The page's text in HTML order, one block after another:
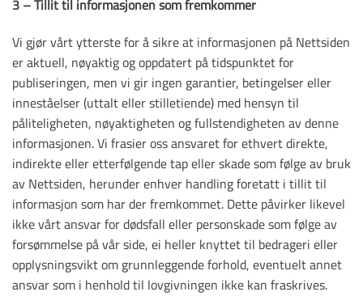
3 – Tillit til informasjonen som fremkommer
Vi gjør vårt ytterste for å sikre at informasjonen på Nettsiden
er aktuell, nøyaktig og oppdatert på tidspunktet for
publiseringen, men vi gir ingen garantier, betingelser eller
inneståelser (uttalt eller stilletiende) med hensyn til
påliteligheten, nøyaktigheten og fullstendigheten av denne
informasjonen. Vi frasier oss ansvaret for ethvert direkte,
indirekte eller etterfølgende tap eller skade som følge av bruk
av Nettsiden, herunder enhver handling foretatt i tillit til
informasjon som har der fremkommet. Dette påvirker likevel
ikke vårt ansvar for dødsfall eller personskade som følge av
forsømmelse på vår side, ei heller knyttet til bedrageri eller
opplysningsvikt om grunnleggende forhold, eventuelt annet
ansvar som i henhold til lovgivningen ikke kan fraskrives.